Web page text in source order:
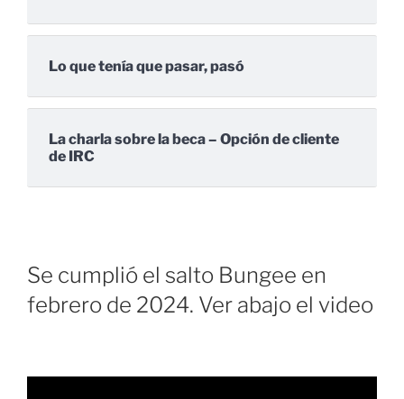
Lo que tenía que pasar, pasó
La charla sobre la beca – Opción de cliente
de IRC
Se cumplió el salto Bungee en
febrero de 2024. Ver abajo el video